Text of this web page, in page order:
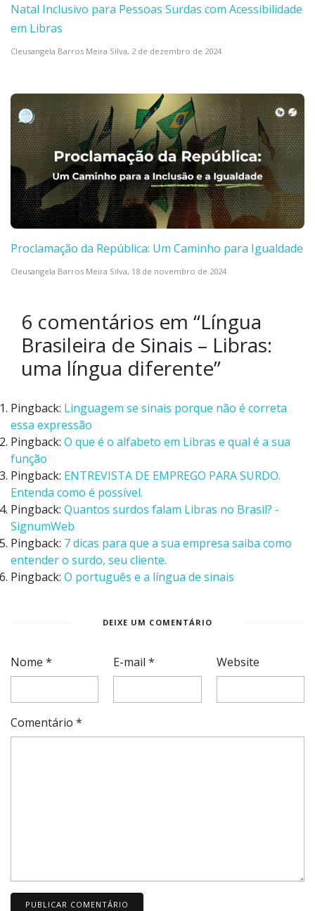
Natal Inclusivo para Pessoas Surdas com Acessibilidade
em Libras
Cleusangela Barros Meira Silva, 2 de dezembro de 2024
Proclamação da República: Um Caminho para Igualdade
Cleusangela Barros Meira Silva, 18 de novembro de 2024
6 comentários em “Língua
Brasileira de Sinais – Libras:
uma língua diferente”
Pingback: Linguagem se sinais porque não é correta
essa expressão
Pingback: O que é o alfabeto em Libras e qual é a sua
função
Pingback: ENTREVISTA DE EMPREGO PARA SURDO.
Entenda como é possível.
Pingback: Quantos surdos falam Libras no Brasil? -
SignumWeb
Pingback: 7 dicas para que a sua empresa saiba como
entender o surdo, seu cliente.
Pingback: O português e a língua de sinais
DEIXE UM COMENTÁRIO
Nome * E-mail* Website
Comentário *